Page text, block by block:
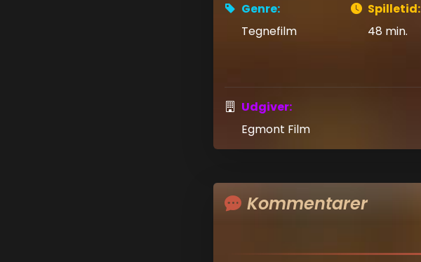
Genre:
Tegnefilm
Spilletid:
48 min.
Udgiver:
Egmont Film
Kommentarer